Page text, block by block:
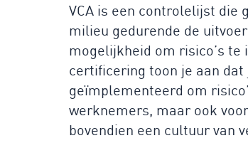
VCA is een controlelijst die
milieu gedurende de
mogelijkheid om risico’s te
certificering toon je aan
geïmplementeerd om
werknemers, maar ook
bovendien een cultuur van